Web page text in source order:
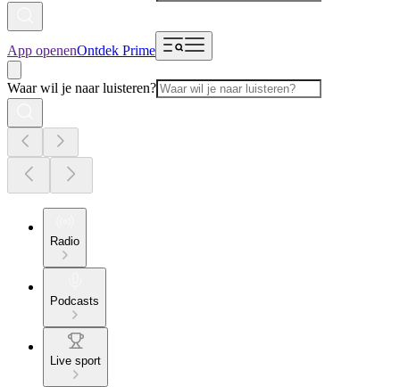
App openenOntdek Prime
Waar wil je naar luisteren?
Radio
Podcasts
Live sport